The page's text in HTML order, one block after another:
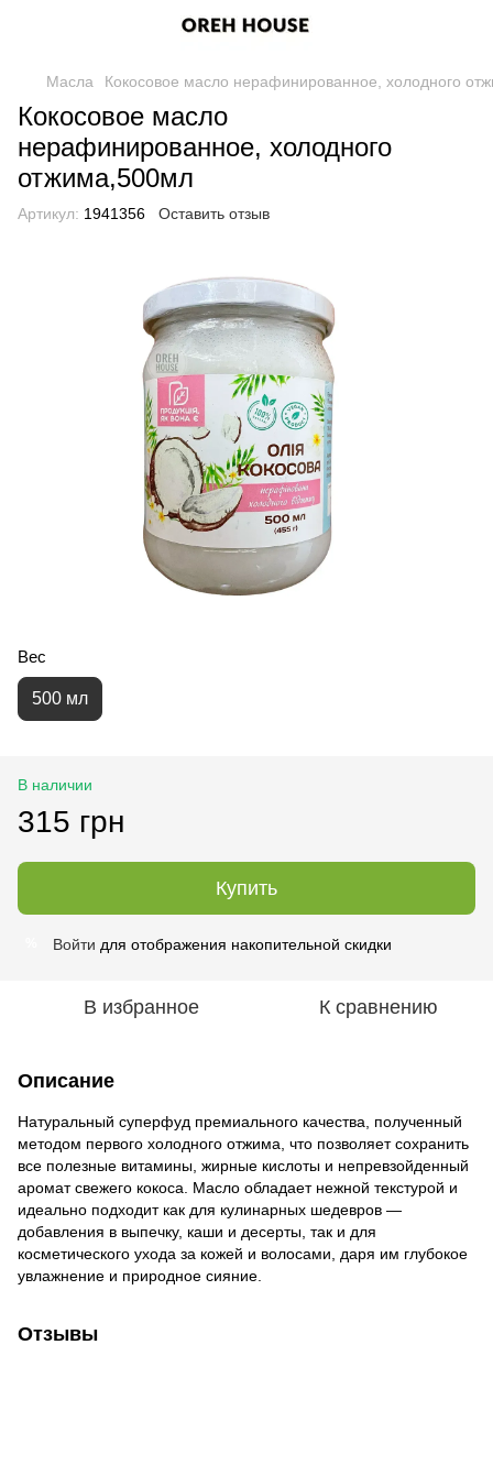
Масла Кокосовое масло нерафинированное, холодного
Кокосовое масло
нерафинированное, холодного
отжима,500мл
Артикул: 1941356 Оставить отзыв
Вес
500 мл
В наличии
315 грн
Купить
Войти для отображения накопительной скидки
В избранное К сравнению
Описание
Натуральный суперфуд премиального качества, полученный
методом первого холодного отжима, что позволяет сохранить
все полезные витамины, жирные кислоты и непревзойденный
аромат свежего кокоса. Масло обладает нежной текстурой и
идеально подходит как для кулинарных шедевров —
добавления в выпечку, каши и десерты, так и для
косметического ухода за кожей и волосами, даря им глубокое
увлажнение и природное сияние.
Отзывы